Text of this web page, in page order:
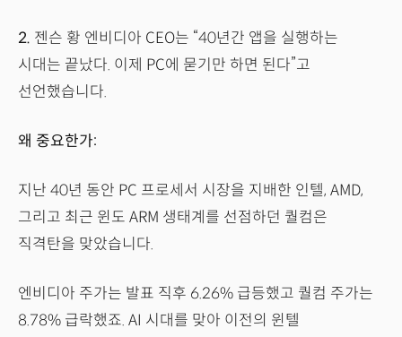
2. 젠슨 황 엔비디아 CEO는 “40년간 앱을 실행하는
시대는 끝났다. 이제 PC에 묻기만 하면 된다”고
선언했습니다.
왜 중요한가:
지난 40년 동안 PC 프로세서 시장을 지배한 인텔, AMD,
그리고 최근 윈도 ARM 생태계를 선점하던 퀄컴은
직격탄을 맞았습니다.
엔비디아 주가는 발표 직후 6.26% 급등했고 퀄컴 주가는
8.78% 급락했죠. AI 시대를 맞아 이전의 윈텔